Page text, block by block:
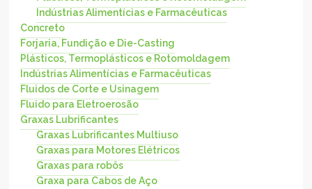
Indústrias Alimentícias e Farmacêuticas
Concreto
Forjaria, Fundição e Die-Casting
Plásticos, Termoplásticos e Rotomoldagem
Indústrias Alimentícias e Farmacêuticas
Fluidos de Corte e Usinagem
Fluido para Eletroerosão
Graxas Lubrificantes
Graxas Lubrificantes Multiuso
Graxas para Motores Elétricos
Graxas para robôs
Graxa para Cabos de Aço